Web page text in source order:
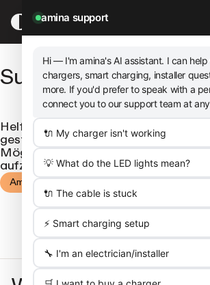
HAUPTINHALT
SPRINGEN
Support
Helfen Sie uns, Ihnen zu helfen. Hier
gestellte Fragen, Lösungen für
Möglichkeit, über unseren support
aufzunehmen.
Amina support
amina support
Hi — I'm amina'sAI assistant. I can
chargers, smart charging, installer
more. If you'd prefer to speak with a
connect you to our support team at
🔌 My charger isn't working
💡 What do the LED lights mean?
🔌 The cable is stuck
⚡ Smart charging setup
🔧 I'm an electrician/installer